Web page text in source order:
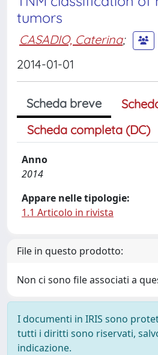
tumors
CASADIO, Caterina;
2014-01-01
Scheda breve
Scheda completa (DC)
Anno
2014
Appare nelle tipologie:
1.1 Articolo in rivista
File in questo prodotto:
Non ci sono file associati a
I documenti in IRIS sono
tutti i diritti sono riservati,
indicazione.